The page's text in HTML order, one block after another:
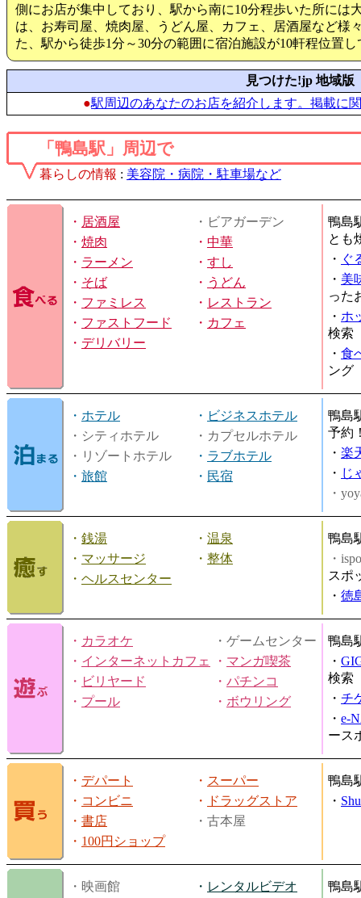
側にお店が集中しており、駅から南に10分程歩いた所には
は、お寿司屋、焼肉屋、うどん屋、カフェ、居酒屋など様
た、駅から徒歩1分～30分の範囲に宿泊施設が10軒程位置
見つけた!jp 地域版
●駅周辺のあなたのお店を紹介します。掲載に
「鴨島駅」周辺で
暮らしの情報 : 美容院・病院・駐車場など
・ 居酒屋
・ビアガーデン
・ 焼肉 ・ 中華
・ ラーメン ・ すし
・ そば ・ うどん
・ ファミレス ・ レストラン
・ ファストフード ・ カフェ
・ デリバリー
鴨島
とも
・ ぐ
・ 美
った
・ ホ
検索
・ 食
ング
・ ホテル ・ ビジネスホテル
・シティホテル
・カプセルホテル
・リゾートホテル
・ ラブホテル
・ 旅館 ・ 民宿
鴨島
予約
・ 楽
・ じ
・
・ 銭湯 ・ 温泉
・ マッサージ ・ 整体
・ ヘルスセンター
鴨島
・
スポ
・ 徳
・ カラオケ
・ゲームセンター
・ インターネットカフェ ・ マンガ喫茶
・ ビリヤード ・ パチンコ
・ プール ・ ボウリング
鴨島
・
検索
・ チ
・ e-
ース
・ デパート ・ スーパー
・ コンビニ ・
ドラッグストア
・ 書店
・古本屋
・ 100円ショップ
鴨島
・
・映画館 ・ レンタルビデオ 鴨島